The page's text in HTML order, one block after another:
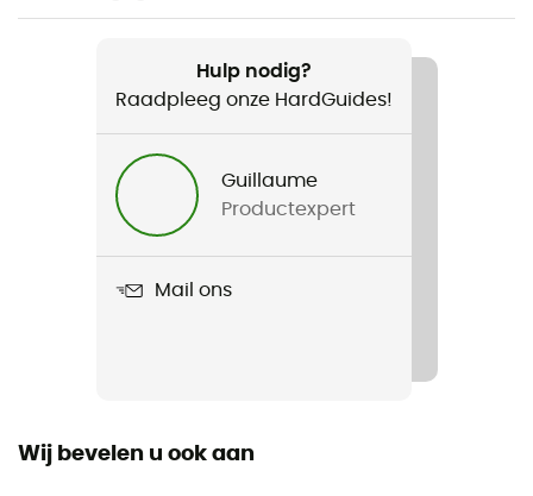
Alpine Skiën / Bergbeklimmen / Skiën / Snowboard /
Ski Bergbeklimmen
Ja
Hulp nodig?
Raadpleeg onze HardGuides!
Guillaume
Productexpert
Mail ons
Wij bevelen u ook aan